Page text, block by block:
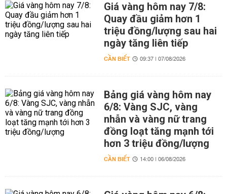
Giá vàng hôm nay 7/8:
Quay đầu giảm hơn 1
triệu đồng/lượng sau hai
ngày tăng liên tiếp
CẦN BIẾT 09:37 | 07/08/2026
Bảng giá vàng hôm nay
6/8: Vàng SJC, vàng
nhẫn và vàng nữ trang
đồng loạt tăng mạnh tới
hơn 3 triệu đồng/lượng
CẦN BIẾT 14:00 | 06/08/2026